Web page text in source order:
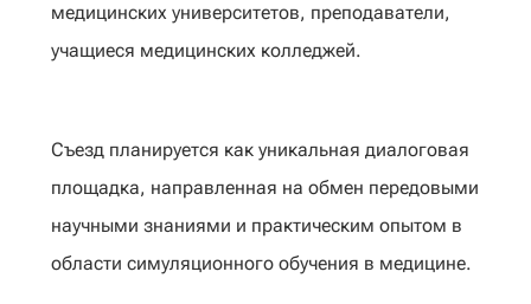
медицинских университетов, преподаватели,
учащиеся медицинских колледжей.
Съезд планируется как уникальная диалоговая
площадка, направленная на обмен передовыми
научными знаниями и практическим опытом в
области симуляционного обучения в медицине.